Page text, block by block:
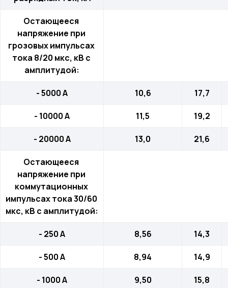
Остающееся
напряжение при
грозовых импульсах
тока 8/20 мкс, кВ с
амплитудой:
- 5000 А 10,6 17,7
- 10000 А 11,5 19,2
- 20000 А 13,0 21,6
Остающееся
напряжение при
коммутационных
импульсах тока 30/60
мкс, кВ с амплитудой:
- 250 А 8,56 14,3
- 500 А 8,94 14,9
- 1000 А 9,50 15,8